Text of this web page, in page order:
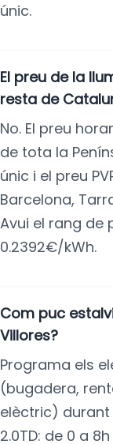
únic.
El preu de la
resta de
No. El preu
de tota la
únic i el preu
Barcelona,
Avui el rang de
0.2392€/kWh.
Com puc
Villores?
Programa els
(bugadera,
elèctric) durant
2.0TD: de 0 a